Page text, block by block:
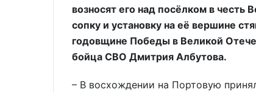
возносят его над посёлком в
сопку и установку на её вершине
годовщине Победы в Великой
бойца СВО Дмитрия Албутова.
– В восхождении на Портовую